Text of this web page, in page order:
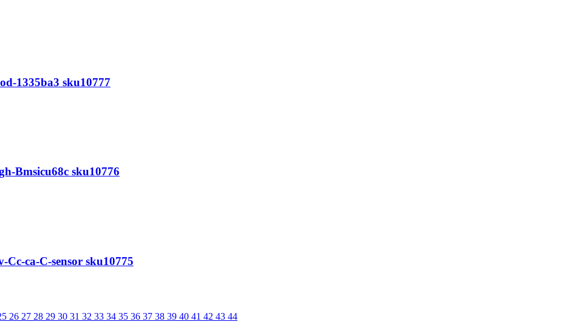
1335ba3 sku10777
Bmsicu68c sku10776
ca-C-sensor sku10775
26 27 28 29 30 31 32 33 34 35 36 37 38 39 40 41 42 43 44